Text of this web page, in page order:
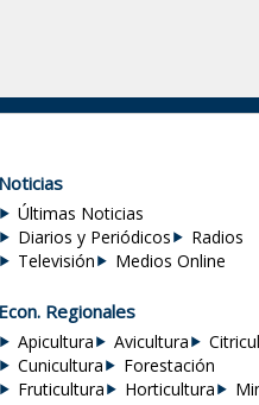
Noticias
Últimas Noticias
Diarios y Periódicos
Radios
Televisión
Medios Online
Econ. Regionales
Apicultura Avicultura
Cunicultura
Forestación
Fruticultura
Horticultura